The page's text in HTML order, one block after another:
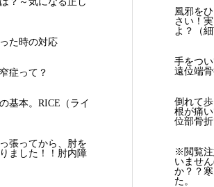
た時の対応
症って？
基本。RICE（ライ
張ってから、肘を
ました！！肘内障
風邪を
さい！
よ？（
手をつ
遠位端
倒れて
根が痛
位部骨折
※閲覧
いませ
か？？
た。